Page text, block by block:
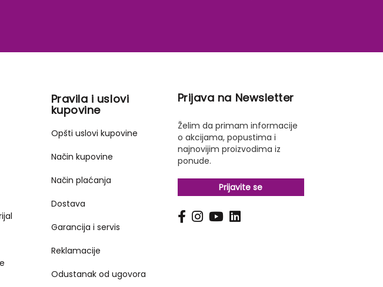
Pravila i uslovi
kupovine
Opšti uslovi kupovine
Način kupovine
Način plaćanja
Dostava
Garancija i servis
Reklamacije
Odustanak od ugovora
Prijava na Newsletter
Želim da primam informacije
o akcijama, popustima i
najnovijim proizvodima iz
ponude.
Prijavite se